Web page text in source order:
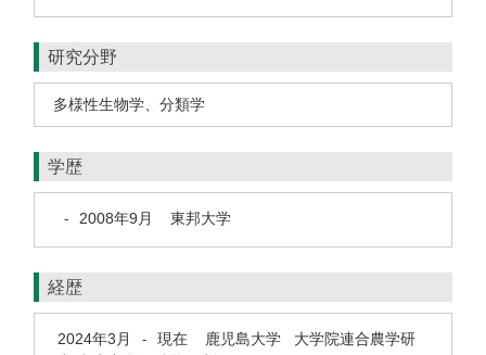
研究分野
多様性生物学、分類学
学歴
- 2008年9月 東邦大学
経歴
2024年3月 - 現在 鹿児島大学 大学院連合農学研